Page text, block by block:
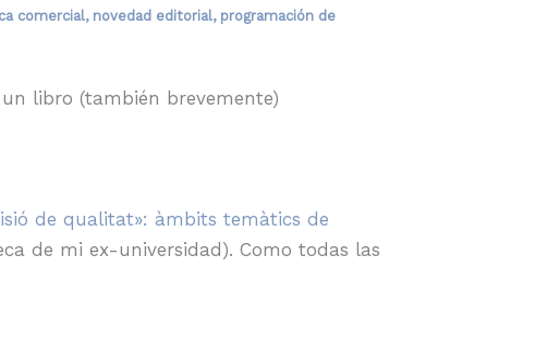
comercial, novedad editorial, programación de
libro (también brevemente)
de qualitat»: àmbits temàtics de
de mi ex-universidad). Como todas las